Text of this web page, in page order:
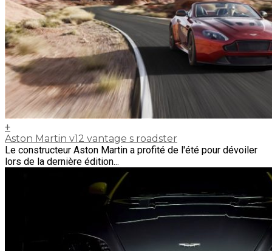
+
Aston Martin v12 vantage s roadster
Le constructeur Aston Martin a profité de l'été pour dévoiler
lors de la dernière édition...